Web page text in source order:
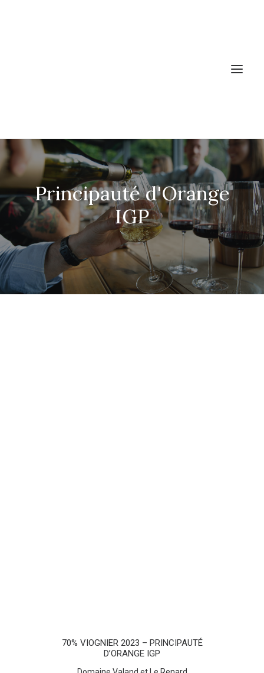
ACCUEIL
LES VINS
PRODUCTEURS
NEWS
A PROPOS
CONTACT
RECHERCHE
Principauté d'Orange
IGP
70% VIOGNIER 2023 – PRINCIPAUTÉ
D’ORANGE IGP